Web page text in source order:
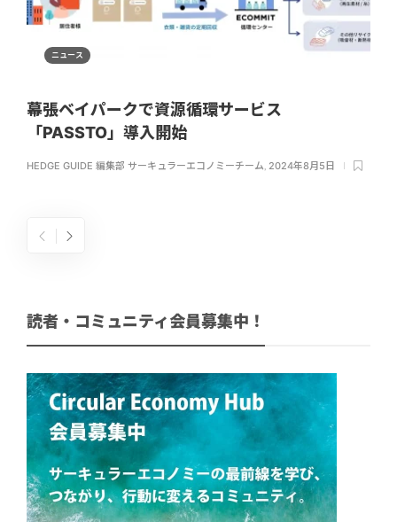
ニュース
幕張ベイパークで資源循環サービス
「PASSTO」導入開始
HEDGE GUIDE 編集部 サーキュラーエコノミーチーム, 2024年8月5日
読者・コミュニティ会員募集中！